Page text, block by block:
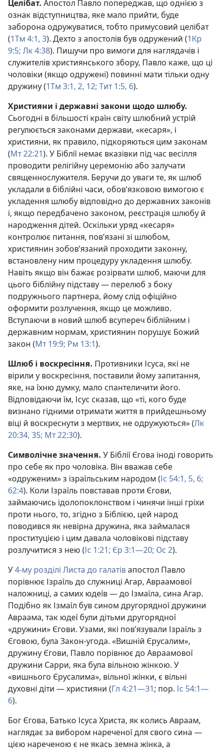
Целібат. Апостол Павло попереджав, що однією з
ознак відступництва, яке мало прийти, буде
заборона одружуватися, тобто примусовий целібат
(1Тм 4:1, 3). Дехто з апостолів був одружений (1Кр
9:5; Лк 4:38). Пишучи про вимоги для наглядачів і
служителів християнського збору, Павло каже, що ці
чоловіки (якщо одружені) повинні мати тільки одну
дружину (1Тм 3:1, 2, 12; Тит 1:5, 6).
Християни і державні закони щодо шлюбу.
Сьогодні в більшості країн світу шлюбний устрій
регулюється законами держави, «кесаря», і
християни, як правило, підкоряються цим законам
(Мт 22:21). У Біблії немає вказівки під час весілля
проводити релігійну церемонію або залучати
священнослужителя. Беручи до уваги те, як шлюб
укладали в біблійні часи, обов’язковою вимогою є
укладення шлюбу відповідно до державних законів
і, якщо передбачено законом, реєстрація шлюбу й
народження дітей. Оскільки уряд «кесаря»
контролює питання, пов’язані зі шлюбом,
християнин зобов’язаний проходити законну,
встановлену ним процедуру укладення шлюбу.
Навіть якщо він бажає розірвати шлюб, маючи для
цього біблійну підставу — перелюб з боку
подружнього партнера, йому слід офіційно
оформити розлучення, якщо це можливо.
Вступаючи в новий шлюб всупереч біблійним і
державним нормам, християнин порушує Божий
закон (Мт 19:9; Рм 13:1).
Шлюб і воскресіння. Противники Ісуса, які не
вірили у воскресіння, поставили йому запитання,
яке, на їхню думку, мало спантеличити його.
Відповідаючи їм, Ісус сказав, що «ті, кого буде
визнано гідними отримати життя в прийдешньому
віці й воскреснути з мертвих, не одружуються» (Лк
20:34, 35; Мт 22:30).
Символічне значення. У Біблії Єгова іноді говорить
про себе як про чоловіка. Він вважав себе
«одруженим» з ізраїльським народом (Іс 54:1, 5, 6;
62:4). Коли Ізраїль повставав проти Єгови,
займаючись ідолопоклонством і чинячи інші гріхи
проти нього, то, згідно з Біблією, цей народ
поводився як невірна дружина, яка займалася
проституцією і цим давала чоловікові підставу
розлучитися з нею (Іс 1:21; Єр 3:1—20; Ос 2).
У4-му розділі Листа до галатівапостол Павло
порівнює Ізраїль до служниці Агар, Авраамової
наложниці, а самих юдеїв — до Ізмаїла, сина Агар.
Подібно як Ізмаїл був сином другорядної дружини
Авраама, так юдеї були дітьми другорядної
«дружини» Єгови. Узами, які пов’язували Ізраїль з
Єговою, була Закон-угода. «Вишній Єрусалим»,
дружину Єгови, Павло порівнює до Авраамової
дружини Сарри, яка була вільною жінкою. У
«вишнього Єрусалима», вільної жінки, є вільні
духовні діти — християни (Гл 4:21—31; пор. Іс 54:1—
6).
Бог Єгова, Батько Ісуса Христа, як колись Авраам,
наглядає за вибором нареченої для свого сина —
цією нареченою є не якась земна жінка, а